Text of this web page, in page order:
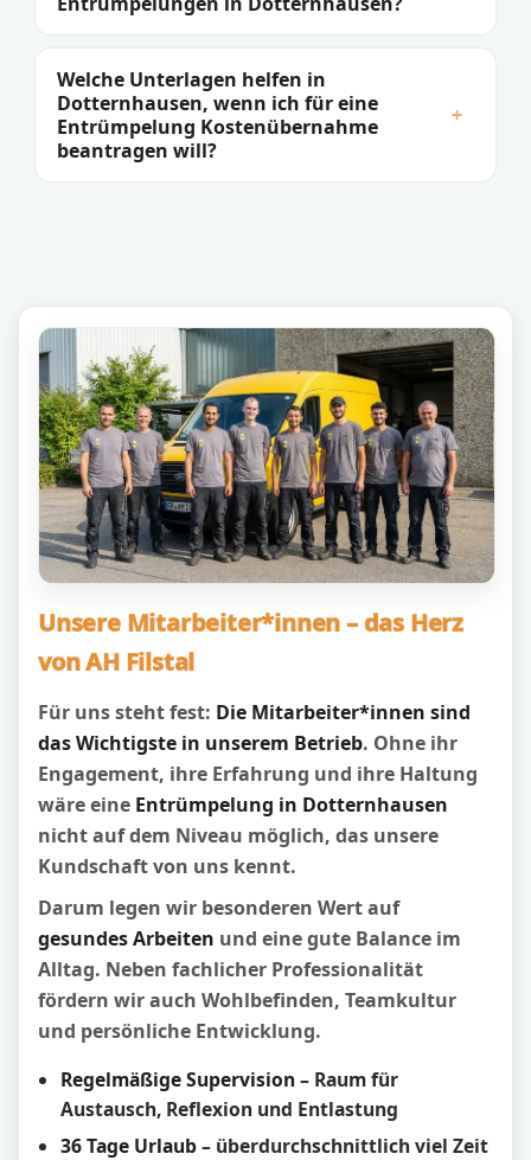
Welche Unterlagen helfen in
Dotternhausen, wenn ich für eine
Entrümpelung Kostenübernahme
beantragen will?
+
Unsere Mitarbeiter*innen – das Herz
von AH Filstal
Für uns steht fest: Die Mitarbeiter*innen sind
das Wichtigste in unserem Betrieb. Ohne ihr
Engagement, ihre Erfahrung und ihre Haltung
wäre eine Entrümpelung in Dotternhausen
nicht auf dem Niveau möglich, das unsere
Kundschaft von uns kennt.
Darum legen wir besonderen Wert auf
gesundes Arbeiten und eine gute Balance im
Alltag. Neben fachlicher Professionalität
fördern wir auch Wohlbefinden, Teamkultur
und persönliche Entwicklung.
Regelmäßige Supervision– Raum für
Austausch, Reflexion und Entlastung
36 Tage Urlaub– überdurchschnittlich viel Zeit